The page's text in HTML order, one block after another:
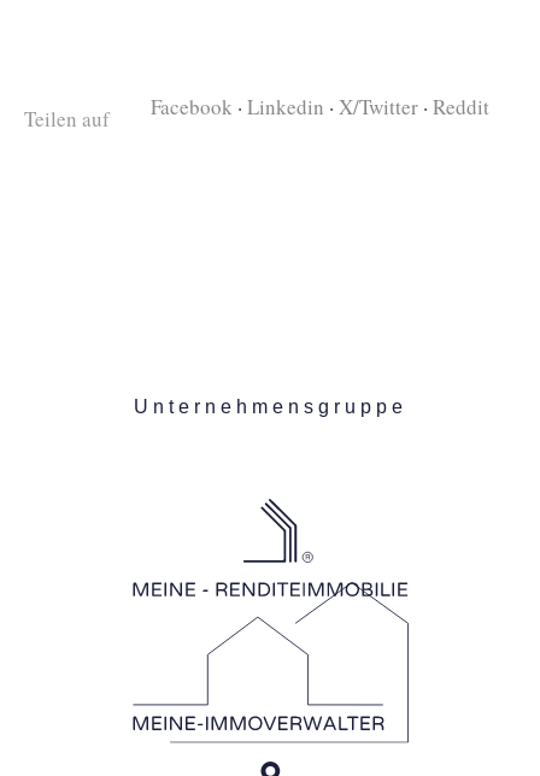
Teilen auf Facebook · Linkedin · X/Twitter· Reddit
Unternehmensgruppe